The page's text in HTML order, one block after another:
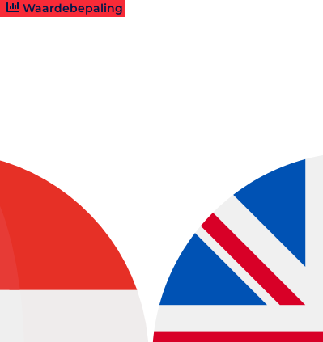
Waardebepaling